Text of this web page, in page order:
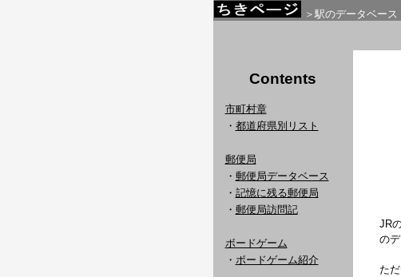
＞駅のデータベース
Contents
市町村章
・ 都道府県別リスト
郵便局
・ 郵便局データベース
・ 記憶に残る郵便局
・ 郵便局訪問記
ボードゲーム
・ ボードゲーム紹介
JR
の
た